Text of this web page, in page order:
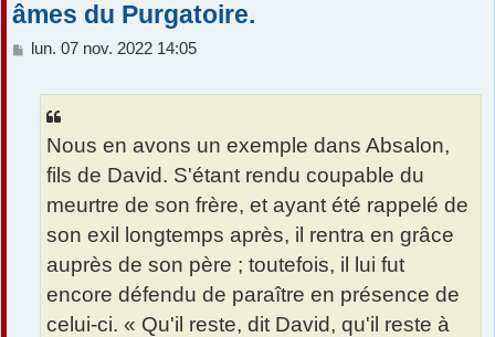
âmes du Purgatoire.
M
lun. 07 nov. 2022 14:05
Nous en avons un exemple dans Absalon,
fils de David. S'étant rendu coupable du
meurtre de son frère, et ayant été rappelé de
son exil longtemps après, il rentra en grâce
auprès de son père ; toutefois, il lui fut
encore défendu de paraître en présence de
celui-ci. « Qu'il reste, dit David, qu'il reste à